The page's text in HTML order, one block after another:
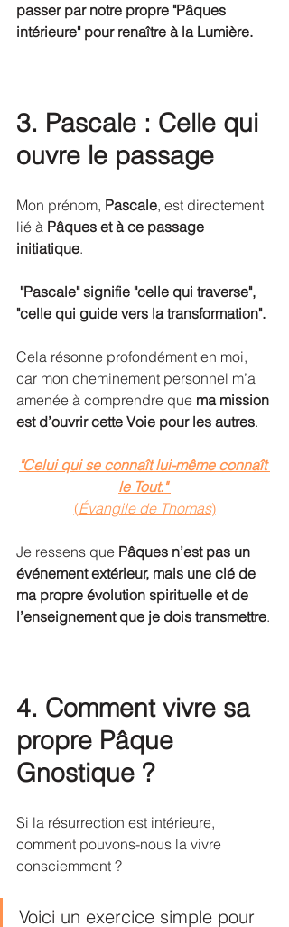
passer par notre propre "Pâques
intérieure" pour renaître à la Lumière.
3. Pascale : Celle qui
ouvre le passage
Mon prénom, Pascale, est directement
lié à Pâques et à ce passage
initiatique.
"Pascale" signifie "celle qui traverse",
"celle qui guide vers la transformation".
Cela résonne profondément en moi,
car mon cheminement personnel m’a
amenée à comprendre que ma mission
est d’ouvrir cette Voie pour les autres.
"Celui qui se connaît lui-même connaît
le Tout."
(Évangile de Thomas)
Je ressens que Pâques n’est pas un
événement extérieur, mais une clé de
ma propre évolution spirituelle et de
l’enseignement que je dois transmettre.
4. Comment vivre sa
propre Pâque
Gnostique ?
Si la résurrection est intérieure,
comment pouvons-nous la vivre
consciemment ?
Voici un exercice simple pour